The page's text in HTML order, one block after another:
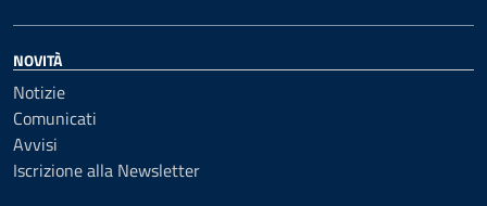
NOVITÀ
Notizie
Comunicati
Avvisi
Iscrizione alla Newsletter